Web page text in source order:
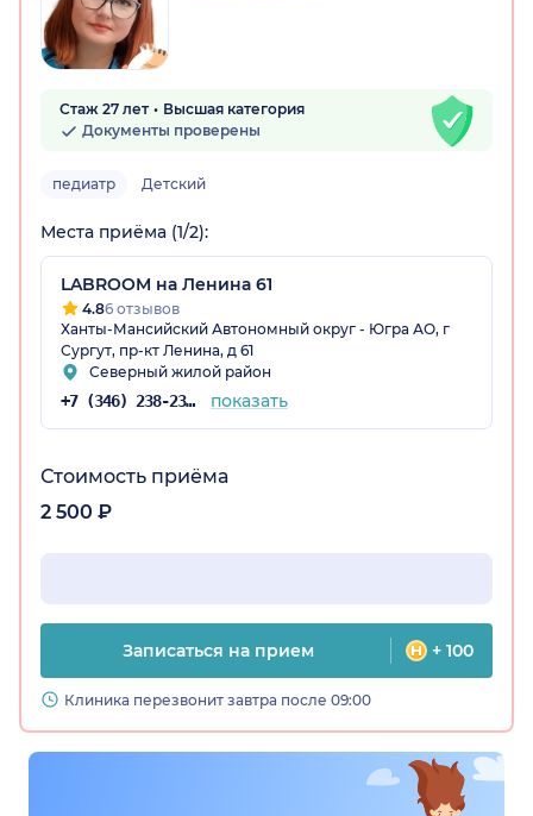
Стаж 27 лет
Высшая категория
Документы проверены
педиатр Детский
Места приёма (1/2):
LABROOM на ​Ленина 61
4.86 отзывов
Ханты-Мансийский Автономный округ - Югра АО, г
Сургут, пр-кт Ленина, д 61
Северный жилой район
+7 (346) 238-23-19 показать
Стоимость приёма
2 500 ₽
Записаться на прием + 100
Клиника перезвонит завтра после 09:00